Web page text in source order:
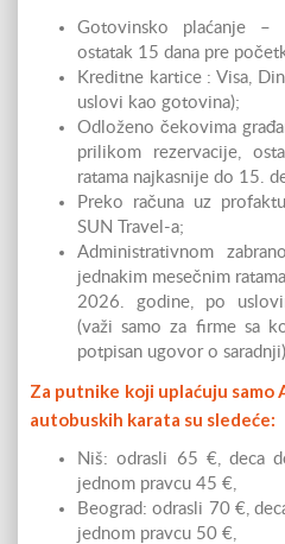
Gotovinsko plaćanje –
ostatak 15 dana pre
Kreditne kartice : Visa,
uslovi kao gotovina);
Odloženo čekovima
prilikom rezervacije,
ratama najkasnije do 15.
Preko računa uz
SUN Travel-a;
Administrativnom
jednakim mesečnim
2026. godine, po
(važi samo za firme sa
potpisan ugovor o
Za putnike koji uplaćuju samo
autobuskih karata su sledeće:
Niš: odrasli 65 €, deca
jednom pravcu 45 €,
Beograd: odrasli 70 €,
jednom pravcu 50 €,